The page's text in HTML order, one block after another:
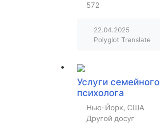
572
22.04.2025
Polyglot Translate
Услуги семейного
психолога
Нью-Йорк, США
Другой досуг